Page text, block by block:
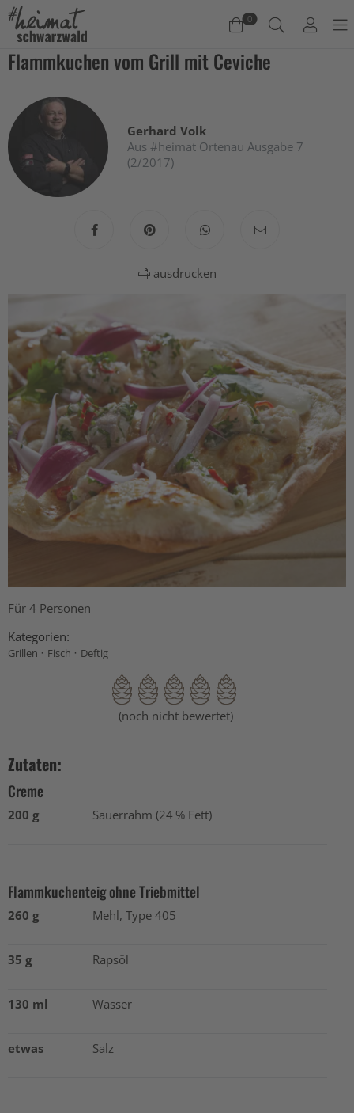
0
Es befinden sich keine Produkte im Warenkorb.
Jetzt einkaufen
Flammkuchen vom Grill mit Ceviche
Gerhard Volk
Aus #heimat Ortenau Ausgabe 7
(2/2017)
ausdrucken
Für 4 Personen
Kategorien:
Grillen · Fisch · Deftig
(noch nicht bewertet)
Zutaten:
Creme
200 g Sauerrahm (24 % Fett)
Flammkuchenteig ohne Triebmittel
260 g Mehl, Type 405
35 g Rapsöl
130 ml Wasser
etwas Salz